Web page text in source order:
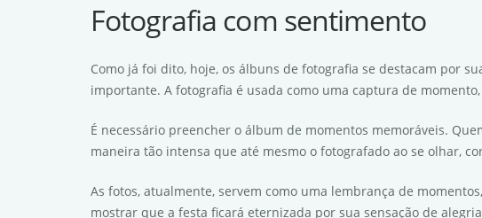
Fotografia com sentimento
Como já foi dito, hoje, os álbuns de fotografia se destacam por
importante. A fotografia é usada como uma captura de
É necessário preencher o álbum de momentos memoráveis.
maneira tão intensa que até mesmo o fotografado ao se olhar,
As fotos, atualmente, servem como uma lembrança de
mostrar que a festa ficará eternizada por sua sensação de